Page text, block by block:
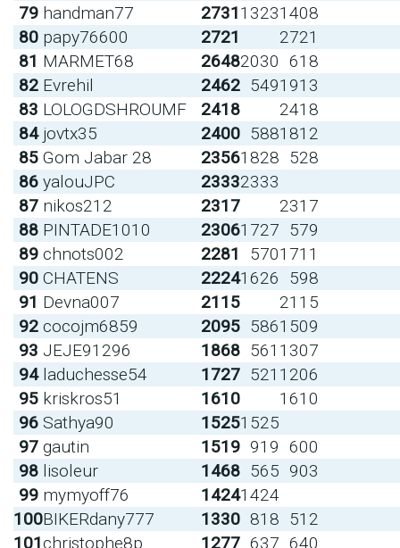
79 handman77 273113231408
80 papy76600 2721
2721
81 MARMET68 26482030 618
82 Evrehil 2462 5491913
83 LOLOGDSHROUMF 2418
2418
84 jovtx35 2400 5881812
85 Gom Jabar 28 23561828 528
86 yalouJPC 23332333
87 nikos212 2317
2317
88 PINTADE1010 23061727 579
89 chnots002 2281 5701711
90 CHATENS 22241626
598
91 Devna007 2115
2115
92 cocojm6859 2095 5861509
93 JEJE91296 1868 561 1307
94 laduchesse54 1727 521 1206
95 kriskros51 1610
1610
96 Sathya90 15251525
97 gautin 1519 919 600
98 lisoleur 1468 565 903
99 mymyoff76 14241424
100BIKERdany777 1330 818 512
101christophe8p 1277 637 640